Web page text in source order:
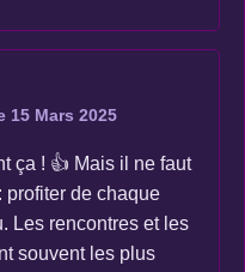
15 Mars 2025
ça ! 👍 Mais il ne faut
profiter de chaque
Les rencontres et les
souvent les plus